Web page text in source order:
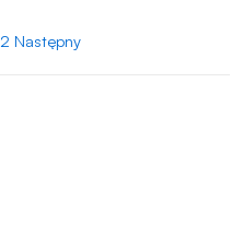
2 Następny